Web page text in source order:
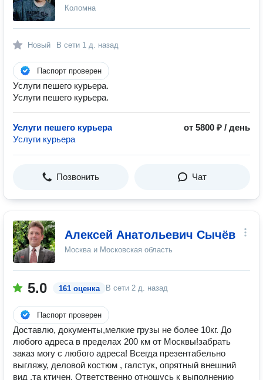
Коломна
Новый В сети 1 д. назад
Паспорт проверен
Услуги пешего курьера.
Услуги пешего курьера.
Услуги пешего курьера
от 5800 ₽ / день
Услуги курьера
Позвонить Чат
Алексей Анатольевич Сычёв
Москва и Московская область
5.0 161 оценка В сети 2 д. назад
Паспорт проверен
Доставлю, документы,мелкие грузы не более 10кг. До
любого адреса в пределах 200 км от Москвы!забрать
заказ могу с любого адреса! Всегда презентабельно
выгляжу, деловой костюм , галстук, опрятный внешний
вид ,та ктичен. Ответственно отношусь к выполнению